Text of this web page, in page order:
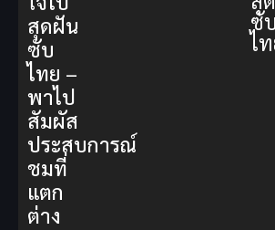
ซับ
ไ
สุดฝัน
ซับ
ไทย –
พาไป
สัมผัส
ประสบการณ์
ชมที่
แตก
ต่าง